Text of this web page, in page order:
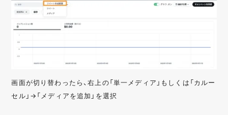
画面が切り替わったら、右上の「単一メディア」もしくは「カルー
セル」→「メディアを追加」を選択